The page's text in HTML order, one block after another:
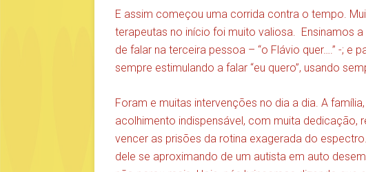
E assim começou uma corrida contra o tempo.
terapeutas no início foi muito valiosa. Ensinamos
de falar na terceira pessoa – “o Flávio quer….” -; e
sempre estimulando a falar “eu quero”, usando
Foram e muitas intervenções no dia a dia. A
acolhimento indispensável, com muita dedicação,
vencer as prisões da rotina exagerada do
dele se aproximando de um autista em auto